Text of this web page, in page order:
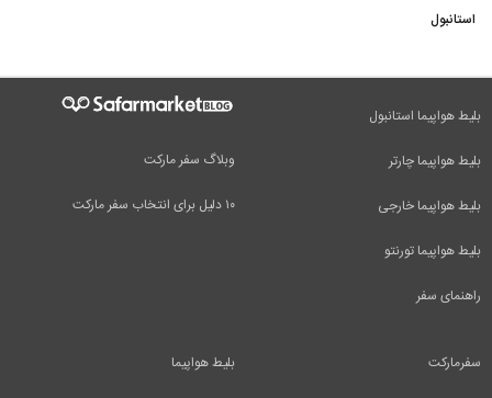
استانبول
وبلاگ سفر مارکت
۱۰ دلیل برای انتخاب سفر مارکت
بلیط هواپیما استانبول
بلیط هواپیما چارتر
بلیط هواپیما خارجی
بلیط هواپیما تورنتو
راهنمای سفر
بلیط هواپیما سفرمارکت